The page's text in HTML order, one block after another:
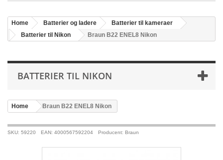
Home Batterier og ladere
Batterier til kameraer
Batterier til Nikon
Braun B22 ENEL8 Nikon
BATTERIER TIL NIKON
Home >Braun B22 ENEL8 Nikon
SKU: 59220 EAN: 4000567592204 Producent: Braun